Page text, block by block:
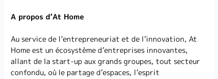
A propos d’At Home
Au service de l’entrepreneuriat et de l’innovation, At
Home est un écosystème d’entreprises innovantes,
allant de la start-up aux grands groupes, tout secteur
confondu, où le partage d’espaces, l’esprit